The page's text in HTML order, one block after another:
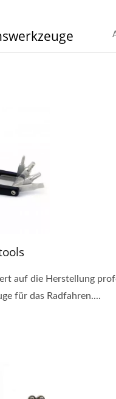
auf die Herstellung
für das Radfahren....